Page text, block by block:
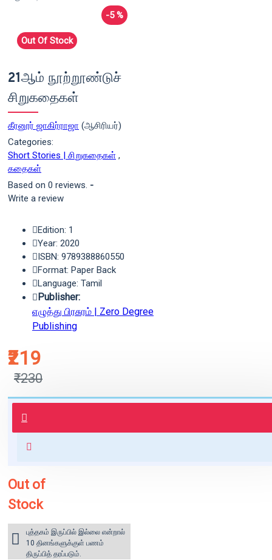
-5 %
Out Of Stock
21ஆம் நூற்றூண்டுச்
சிறுகதைகள்
கீரனூர் ஜாகிர்ராஜா (ஆசிரியர்)
Categories:
Short Stories | சிறுகதைகள் ,
கதைகள்
Based on 0 reviews. -
Write a review
₹219
₹230
Edition: 1
Year: 2020
ISBN: 9789388860550
Format: Paper Back
Language: Tamil
Publisher:
எழுத்து பிரசுரம் | Zero Degree
Publishing
புத்தகம் 3 - 7 நாட்களில் அனுப்பி
வைக்கப்படும்.
for orders above ₹1000 within
Out of
Stock
புத்தகம் இருப்பில் இல்லை என்றால்
10 தினங்களுக்குள் பணம்
திருப்பித் தரப்படும்.